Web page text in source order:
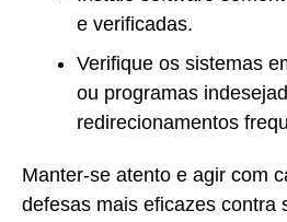
e verificadas.
Verifique os sistemas
ou programas
redirecionamentos
Manter-se atento e agir com
defesas mais eficazes contra